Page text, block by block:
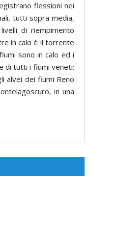
flessioni nei
tutti sopra media,
di riempimento
in calo è il torrente
sono in calo ed i
di tutti i fiumi veneti:
alvei dei fiumi Reno
in una